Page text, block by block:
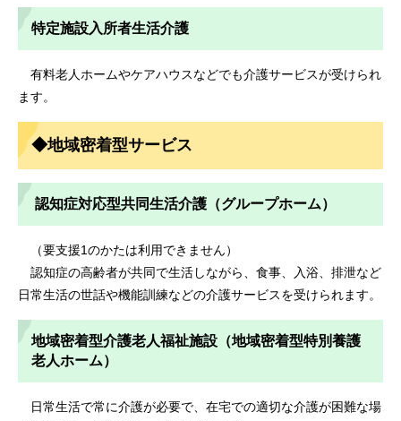
特定施設入所者生活介護
有料老人ホームやケアハウスなどでも介護サービスが受けられ
ます。
◆地域密着型サービス
認知症対応型共同生活介護（グループホーム）
（要支援1のかたは利用できません）
認知症の高齢者が共同で生活しながら、食事、入浴、排泄など
日常生活の世話や機能訓練などの介護サービスを受けられます。
地域密着型介護老人福祉施設（地域密着型特別養護
老人ホーム）
日常生活で常に介護が必要で、在宅での適切な介護が困難な場